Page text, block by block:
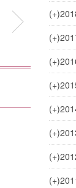
(+)
(+)
(+)
(+)
(+)
(+)
(+)
(+)